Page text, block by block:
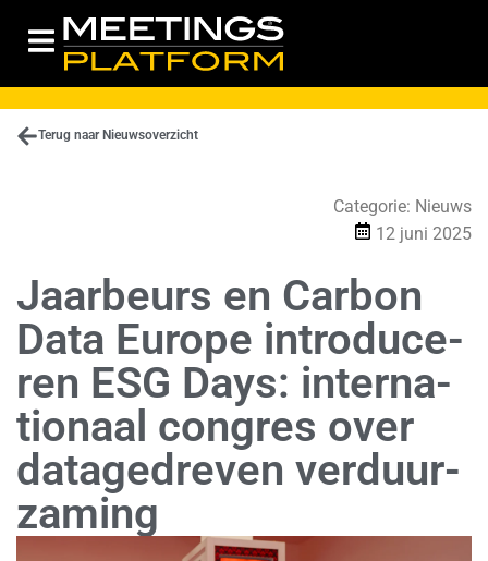
Terug naar Nieuwsoverzicht
Categorie: Nieuws
12 juni 2025
Jaarbeurs en Carbon
Data Europe in­tro­du­ce­
ren ESG Days: in­ter­na­
ti­o­naal congres over
da­ta­ge­dre­ven ver­duur­
za­ming